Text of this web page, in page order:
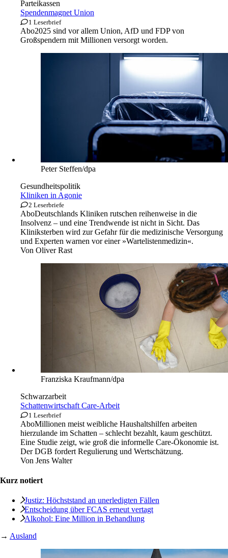
Parteikassen
Spendenmagnet Union
1 Leserbrief
Abo2025 sind vor allem Union, AfD und FDP von
Großspendern mit Millionen versorgt worden.
Peter Steffen/dpa
Gesundheitspolitik
Kliniken in Agonie
2 Leserbriefe
AboDeutschlands Kliniken rutschen reihenweise in die
Insolvenz – und eine Trendwende ist nicht in Sicht. Das
Kliniksterben wird zur Gefahr für die medizinische Versorgung
und Experten warnen vor einer »Wartelistenmedizin«.
Von Oliver Rast
Franziska Kraufmann/dpa
Schwarzarbeit
Schattenwirtschaft Care-Arbeit
1 Leserbrief
AboMillionen meist weibliche Haushaltshilfen arbeiten
hierzulande im Schatten – schlecht bezahlt, kaum geschützt.
Eine Studie zeigt, wie groß die informelle Care‑Ökonomie ist.
Der DGB fordert Regulierung und Wertschätzung.
Von Jens Walter
Kurz notiert
Justiz: Höchststand an unerledigten Fällen
Entscheidung über FCAS erneut vertagt
Alkohol: Eine Million in Behandlung
→ Ausland